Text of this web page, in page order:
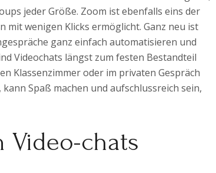
jeder Größe. Zoom ist ebenfalls eins der
wenigen Klicks ermöglicht. Ganz neu ist
ganz einfach automatisieren und
Videochats längst zum festen Bestandteil
Klassenzimmer oder im privaten Gespräch
Spaß machen und aufschlussreich sein,
Video-chats